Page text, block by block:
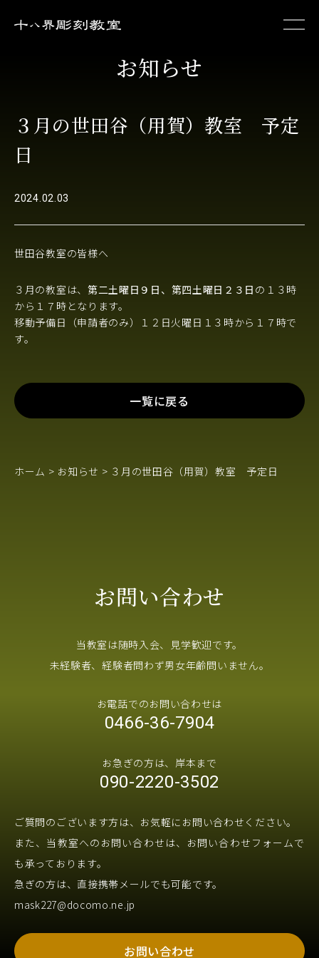
初めての方へ
作品集
お知らせ
お問い合わせ
お知らせ
３月の世田谷（用賀）教室 予定
日
2024.02.03
世田谷教室の皆様へ
３月の教室は、 第二土曜日９日、第四土曜日２３日 の１３時
から１７時となります。
移動予備日（申請者のみ）１２日火曜日１３時から１７時で
す。
一覧に戻る
ホーム > お知らせ > ３月の世田谷（用賀）教室 予定日
お問い合わせ
当教室は随時入会、見学歓迎です。
未経験者、経験者問わず男女年齢問いません。
お電話でのお問い合わせは
0466-36-7904
お急ぎの方は、岸本まで
090-2220-3502
ご質問のございます方は、お気軽にお問い合わせください。
また、当教室へのお問い合わせは、お問い合わせフォームで
も承っております。
急ぎの方は、直接携帯メールでも可能です。
mask227@docomo.ne.jp
お問い合わせ